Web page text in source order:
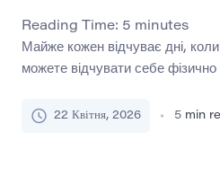
Reading Time: 5 minutes
Майже кожен відчуває дні,
можете відчувати себе
напруженого тижня. У такі дні
22 Квітня, 2026 5 min